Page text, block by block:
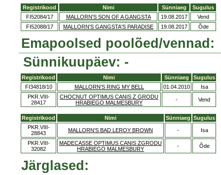
Registrikood Nimi Sünniaeg
Sugulus
FI52084/17
MALLORN'S SON OF A GANGSTA 19.08.2017
Vend
FI52088/17
MALLORN'S GANGSTA'S PARADISE 19.08.2017 Õde
Emapoolsed poolõed/vennad:
Sünnikuupäev: -
Registrikood Nimi Sünniaeg
Sugulus
FI34818/10
MALLORN'S RING MY BELL 01.04.2010
Isa
PKR.VIII-
28417
CHOCNUT OPTIMUS CANIS Z GRODU
HRABIEGO MALMESBURY
- Vend
Registrikood Nimi Sünniaeg Sugulus
PKR.VIII-
28843
MALLORN'S BAD LEROY BROWN - Isa
PKR.VIII-
32082
MADECASSE OPTIMUS CANIS ZGRODU
HRABIEGO MALMESBURY
- Õde
Järglased: